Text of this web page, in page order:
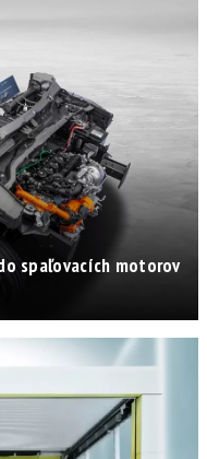
spaľovacích motorov